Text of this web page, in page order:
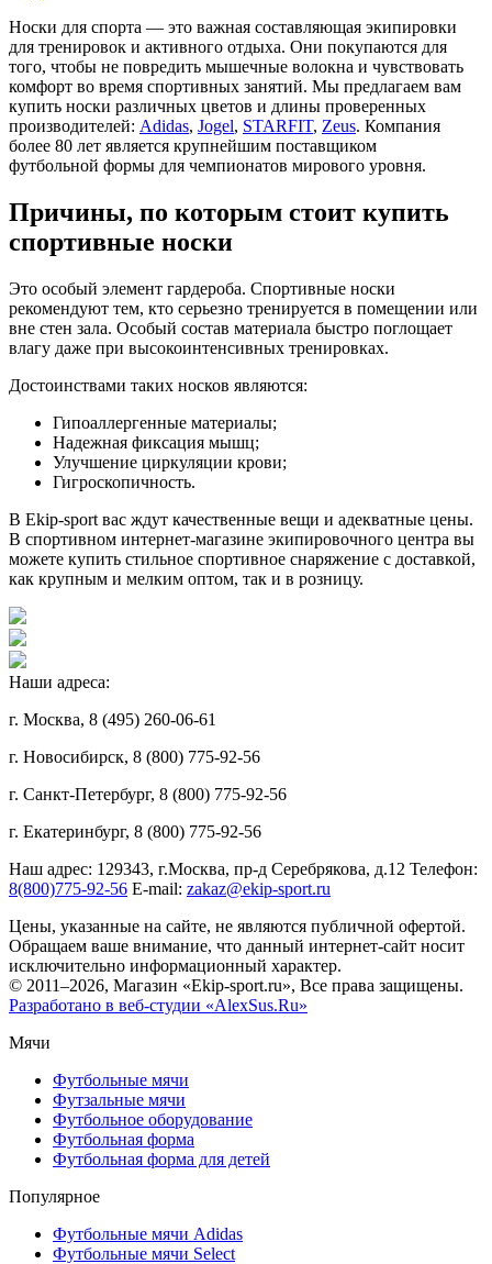
Носки для спорта — это важная составляющая экипировки
для тренировок и активного отдыха. Они покупаются для
того, чтобы не повредить мышечные волокна и чувствовать
комфорт во время спортивных занятий. Мы предлагаем вам
купить носки различных цветов и длины проверенных
производителей: Adidas, Jogel, STARFIT, Zeus. Компания
более 80 лет является крупнейшим поставщиком
футбольной формы для чемпионатов мирового уровня.
Причины, по которым стоит купить
спортивные носки
Это особый элемент гардероба. Спортивные носки
рекомендуют тем, кто серьезно тренируется в помещении или
вне стен зала. Особый состав материала быстро поглощает
влагу даже при высокоинтенсивных тренировках.
Достоинствами таких носков являются:
Гипоаллергенные материалы;
Надежная фиксация мышц;
Улучшение циркуляции крови;
Гигроскопичность.
В Ekip-sport вас ждут качественные вещи и адекватные цены.
В спортивном интернет-магазине экипировочного центра вы
можете купить стильное спортивное снаряжение с доставкой,
как крупным и мелким оптом, так и в розницу.
Наши адреса:
г. Москва, 8 (495) 260-06-61
г. Новосибирск, 8 (800) 775-92-56
г. Санкт-Петербург, 8 (800) 775-92-56
г. Екатеринбург, 8 (800) 775-92-56
Наш адрес: 129343, г.Москва, пр-д Серебрякова, д.12 Телефон:
8(800)775-92-56 E-mail: zakaz@ekip-sport.ru
Цены, указанные на сайте, не являются публичной офертой.
Обращаем ваше внимание, что данный интернет-сайт носит
исключительно информационный характер.
© 2011–2026, Магазин «Ekip-sport.ru», Все права защищены.
Разработано в веб-студии «AlexSus.Ru»
Мячи
Футбольные мячи
Футзальные мячи
Футбольное оборудование
Футбольная форма
Футбольная форма для детей
Популярное
Футбольные мячи Adidas
Футбольные мячи Select